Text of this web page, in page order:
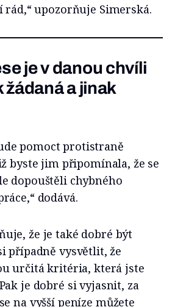
rád,“ upozorňuje Simerská.
je v danou chvíli
žádaná a jinak
pomoct protistraně
byste jim připomínala, že se
dopouštěli chybného
dodává.
že je také dobré být
případně vysvětlit, že
určitá kritéria, která jste
je dobré si vyjasnit, za
na vyšší peníze můžete